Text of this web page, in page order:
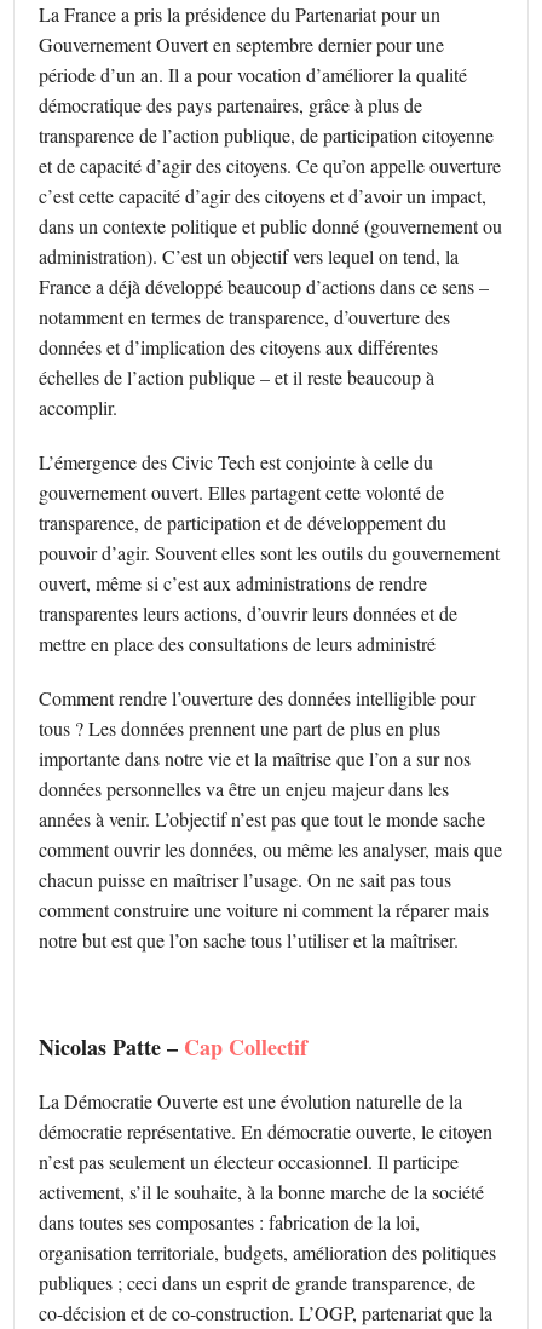
La France a pris la présidence du Partenariat pour un
Gouvernement Ouvert en septembre dernier pour une
période d’un an. Il a pour vocation d’améliorer la qualité
démocratique des pays partenaires, grâce à plus de
transparence de l’action publique, de participation citoyenne
et de capacité d’agir des citoyens. Ce qu’on appelle ouverture
c’est cette capacité d’agir des citoyens et d’avoir un impact,
dans un contexte politique et public donné (gouvernement ou
administration). C’est un objectif vers lequel on tend, la
France a déjà développé beaucoup d’actions dans ce sens –
notamment en termes de transparence, d’ouverture des
données et d’implication des citoyens aux différentes
échelles de l’action publique – et il reste beaucoup à
accomplir.
L’émergence des Civic Tech est conjointe à celle du
gouvernement ouvert. Elles partagent cette volonté de
transparence, de participation et de développement du
pouvoir d’agir. Souvent elles sont les outils du gouvernement
ouvert, même si c’est aux administrations de rendre
transparentes leurs actions, d’ouvrir leurs données et de
mettre en place des consultations de leurs administré
Comment rendre l’ouverture des données intelligible pour
tous ? Les données prennent une part de plus en plus
importante dans notre vie et la maîtrise que l’on a sur nos
données personnelles va être un enjeu majeur dans les
années à venir. L’objectif n’est pas que tout le monde sache
comment ouvrir les données, ou même les analyser, mais que
chacun puisse en maîtriser l’usage. On ne sait pas tous
comment construire une voiture ni comment la réparer mais
notre but est que l’on sache tous l’utiliser et la maîtriser.
Nicolas Patte – Cap Collectif
La Démocratie Ouverte est une évolution naturelle de la
démocratie représentative. En démocratie ouverte, le citoyen
n’est pas seulement un électeur occasionnel. Il participe
activement, s’il le souhaite, à la bonne marche de la société
dans toutes ses composantes : fabrication de la loi,
organisation territoriale, budgets, amélioration des politiques
publiques ; ceci dans un esprit de grande transparence, de
co-décision et de co-construction. L’OGP, partenariat que la